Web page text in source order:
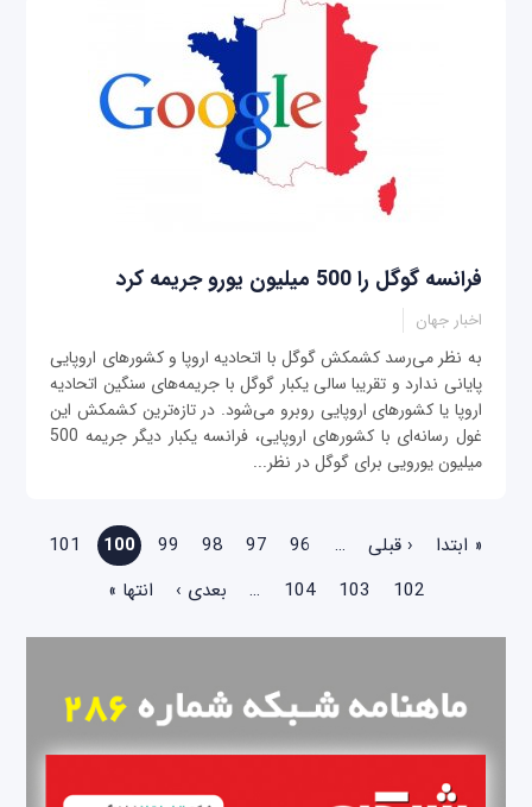
فرانسه گوگل را 500 میلیون یورو جریمه کرد
اخبار جهان
به نظر می‌رسد کشمکش گوگل با اتحادیه اروپا و کشورهای اروپایی
پایانی ندارد و تقریبا سالی یکبار گوگل با جریمه‌های سنگین اتحادیه
اروپا یا کشورهای اروپایی روبرو می‌شود. در تازه‌ترین کشمکش این
غول رسانه‌ای با کشورهای اروپایی، فرانسه یکبار دیگر جریمه 500
میلیون یورویی برای گوگل در نظر...
صفحه‌ها
« ابتدا ‹ قبلی …
96
97
98
99
100
101
102
103
104
… بعدی › انتها »